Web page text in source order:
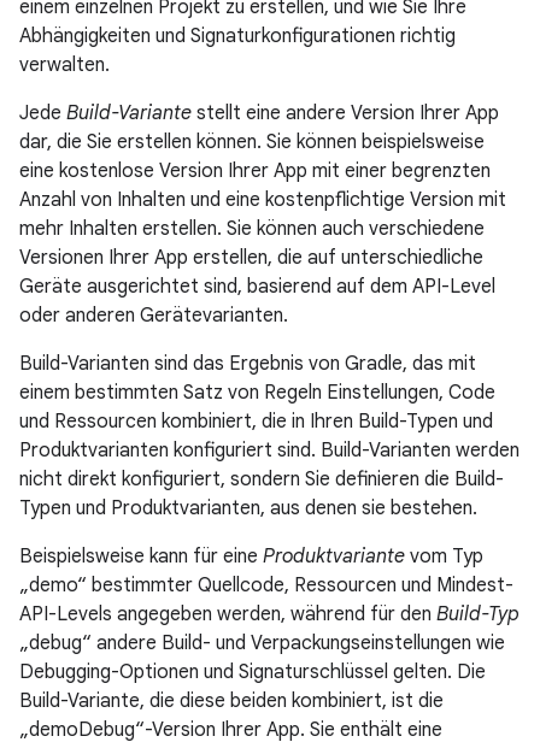
einem einzelnen Projekt zu erstellen, und wie Sie Ihre
Abhängigkeiten und Signaturkonfigurationen richtig
verwalten.
Jede Build-Variante stellt eine andere Version Ihrer App
dar, die Sie erstellen können. Sie können beispielsweise
eine kostenlose Version Ihrer App mit einer begrenzten
Anzahl von Inhalten und eine kostenpflichtige Version mit
mehr Inhalten erstellen. Sie können auch verschiedene
Versionen Ihrer App erstellen, die auf unterschiedliche
Geräte ausgerichtet sind, basierend auf dem API-Level
oder anderen Gerätevarianten.
Build-Varianten sind das Ergebnis von Gradle, das mit
einem bestimmten Satz von Regeln Einstellungen, Code
und Ressourcen kombiniert, die in Ihren Build-Typen und
Produktvarianten konfiguriert sind. Build-Varianten werden
nicht direkt konfiguriert, sondern Sie definieren die Build-
Typen und Produktvarianten, aus denen sie bestehen.
Beispielsweise kann für eine Produktvariante vom Typ
„demo“ bestimmter Quellcode, Ressourcen und Mindest-
API-Levels angegeben werden, während für den Build-Typ
„debug“ andere Build- und Verpackungseinstellungen wie
Debugging-Optionen und Signaturschlüssel gelten. Die
Build-Variante, die diese beiden kombiniert, ist die
„demoDebug“-Version Ihrer App. Sie enthält eine